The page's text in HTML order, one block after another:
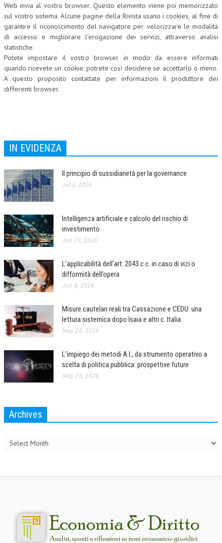
DOCUMENTI
MANUALI E MONOGRAFIE
MATERIALE DIDATTICO
INVITI E PROMOZIONI
Web invia al vostro browser. Questo elemento viene poi memorizzato
sul vostro sistema. Alcune pagine della Rivista usano i cookies, al fine di
garantire il riconoscimento del navigatore per velocizzare le modalità
di accesso e migliorare l’erogazione dei servizi, attraverso analisi
statistiche.
Potete impostare il vostro browser in modo da essere informati
quando ricevete un cookie: potrete così decidere se accettarlo o meno.
A questo proposito contattate per informazioni il produttore dei
differenti browser.
IN EVIDENZA
Il principio di sussidiarietà per la governance
Jul 2, 2026
Intelligenza artificiale e calcolo del rischio di
investimento
Jun 15, 2026
L’applicabilità dell’art. 2043 c.c. in caso di vizi o
difformità dell’opera
Jun 4, 2026
Misure cautelari reali tra Cassazione e CEDU: una
lettura sistemica dopo Isaia e altri c. Italia
May 28, 2026
L’impiego dei metodi A.I., da strumento operativo a
scelta di politica pubblica: prospettive future
May 28, 2026
Archives